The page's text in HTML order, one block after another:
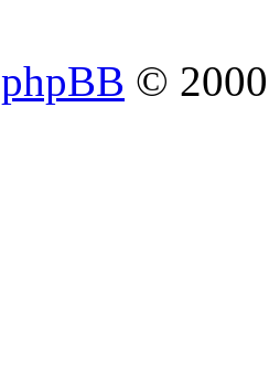
phpBB ©